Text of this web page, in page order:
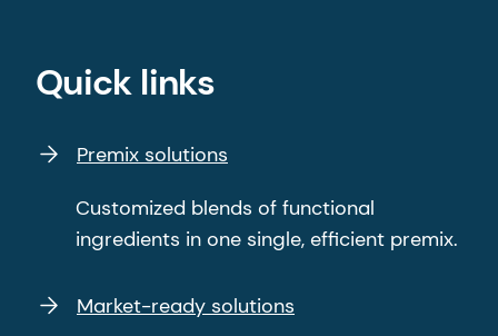
Quick links
Premix solutions
Customized blends of functional
ingredients in one single, efficient premix.
Market-ready solutions